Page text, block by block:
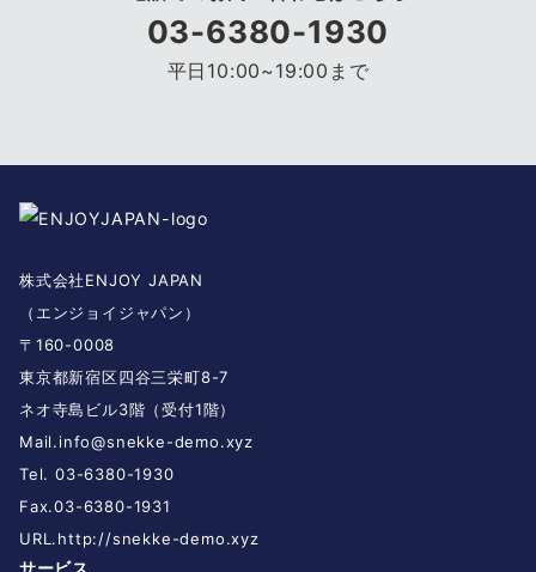
03-6380-1930
平日10:00~19:00まで
株式会社ENJOY JAPAN
（エンジョイジャパン）
〒160-0008
東京都新宿区四谷三栄町8-7
ネオ寺島ビル3階（受付1階）
Mail.info@snekke-demo.xyz
Tel. 03-6380-1930
Fax.03-6380-1931
URL.http://snekke-demo.xyz